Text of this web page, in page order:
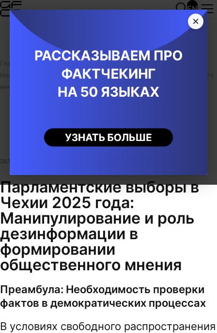
EN
Главная
Манипулирование и роль дезинформации в формировании общественного
мнения
26.10.2025
Парламентские выборы в
Чехии 2025 года:
Манипулирование и роль
дезинформации в
формировании
общественного мнения
Преамбула: Необходимость проверки
фактов в демократических процессах
В условиях свободного распространения